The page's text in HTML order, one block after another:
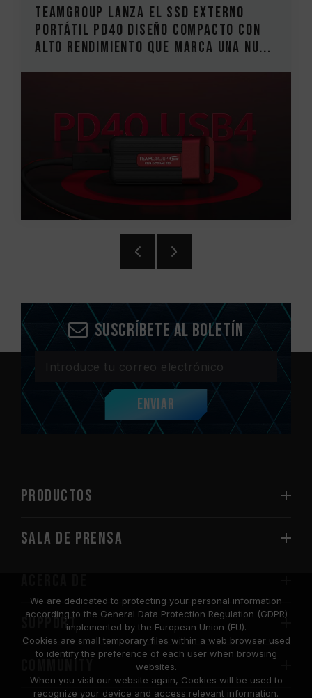
TEAMGROUP lanza el SSD externo
portátil PD40 Diseño compacto con
alto rendimiento que marca una nu...
Suscríbete al boletín
Enviar
PRODUCTOS
Sala de prensa
SUPPORT
COMMUNITY
We are dedicated to protecting your personal information
according to the General Data Protection Regulation (GDPR)
implemented by the European Union (EU).
Cookies are small temporary files within a web browser used
to identify the preference of each user when browsing
websites.
When you visit our website again, Cookies will be used to
recognize your device and access relevant information.